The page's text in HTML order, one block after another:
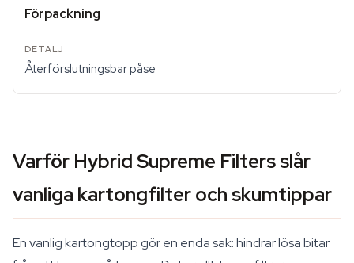
Förpackning
Återförslutningsbar påse
Varför Hybrid Supreme Filters slår
vanliga kartongfilter och skumtippar
En vanlig kartongtopp gör en enda sak: hindrar lösa bitar